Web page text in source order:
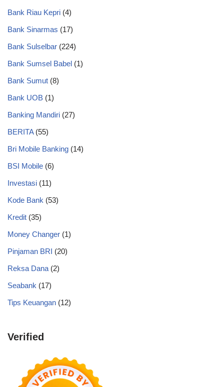
Bank Riau Kepri (4)
Bank Sinarmas (17)
Bank Sulselbar (224)
Bank Sumsel Babel (1)
Bank Sumut (8)
Bank UOB (1)
Banking Mandiri (27)
BERITA(55)
Bri Mobile Banking (14)
BSI Mobile (6)
Investasi (11)
Kode Bank (53)
Kredit (35)
Money Changer (1)
Pinjaman BRI (20)
Reksa Dana (2)
Seabank (17)
Tips Keuangan (12)
Verified